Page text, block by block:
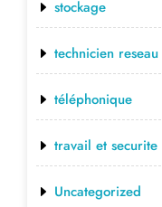
stockage
technicien reseau
téléphonique
travail et securite
Uncategorized